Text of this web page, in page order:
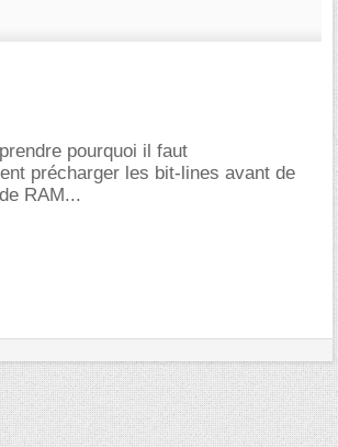
pourquoi il faut
précharger les bit-lines avant de
RAM...